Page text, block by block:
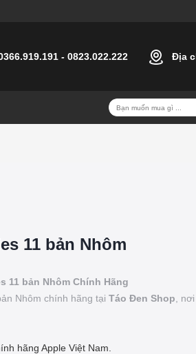
- 0823.022.222 Địa
11 bản Nhôm
11 bản NhômChính Hãng
Nhôm chính hãng tại Táo Đen Shop ,
hãng Apple Việt Nam.